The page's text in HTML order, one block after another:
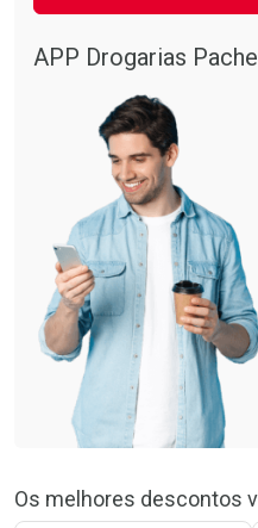
APP Drogarias
Os melhores descontos